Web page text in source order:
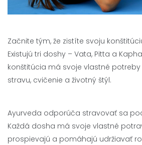
Začnite tým, že zistíte svoju
Existujú tri doshy – Vata, Pitta a
konštitúcia má svoje vlastné
stravu, cvičenie a životný štýl.
Ayurveda odporúča stravovať sa
Každá dosha má svoje vlastné
prospievajú a pomáhajú udržiavať